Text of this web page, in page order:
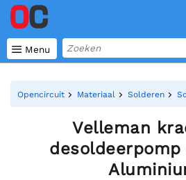
 Menu
Opencircuit Materiaal Solderen
Velleman
desoldeerpomp